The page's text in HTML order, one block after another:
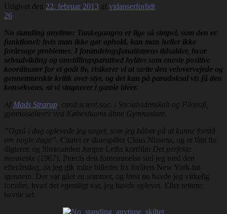
Udgivet den 22. februar 2013 af vidanserforlidt
26
No standing anytime: Tankegangen er lige så simpel, som den er
funktionel; hvis man ikke gør ophold, kan man heller ikke
forårsage problemer. I forandringsfanatismens tidsalder, hvor
selvudvikling og omstillingsparathed hyldes som eneste positive
koordinater for et godt liv, risikerer vi at sætte den velovervejede og
gennemtænkte kritik over styr, og det kan på paradoksal vis få den
konsekvens, at vi stagnerer i gamle idéer.
AfMads Strarup , cand.scient.soc. i Socialvidenskab og Filosofi,
gymnasielærer ved Københavns åbne Gymnasium.
”Også i dag oplevede jeg noget, som jeg håber på at kunne forstå
om nogle dage”. Citatet er skuespiller Claus Nissens, og er lånt fra
digteren og filmmanden Jørgen Leths kortfilm Det perfekte
menneske (1967). Præcis den fornemmelse sad jeg med den
efterårsdag, da jeg gik mine billeder fra forårets New York-tur
igennem. Der var gået en sommer, og først nu havde jeg virkelig
forstået, hvad det egentligt var, jeg havde oplevet. Eller rettere;
havde set.